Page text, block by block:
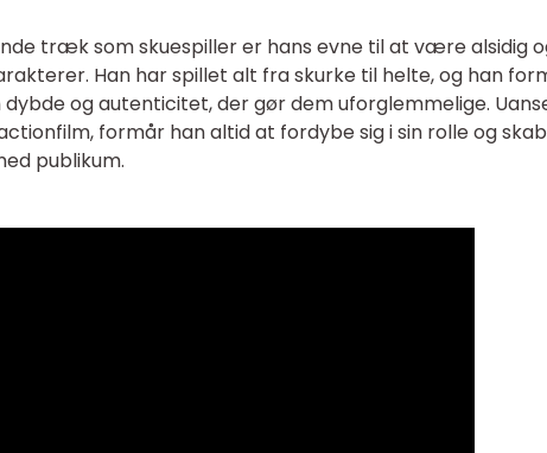
træk som skuespiller er hans evne til at være alsidig
Han har spillet alt fra skurke til helte, og han
og autenticitet, der gør dem uforglemmelige.
formår han altid at fordybe sig i sin rolle og
publikum.